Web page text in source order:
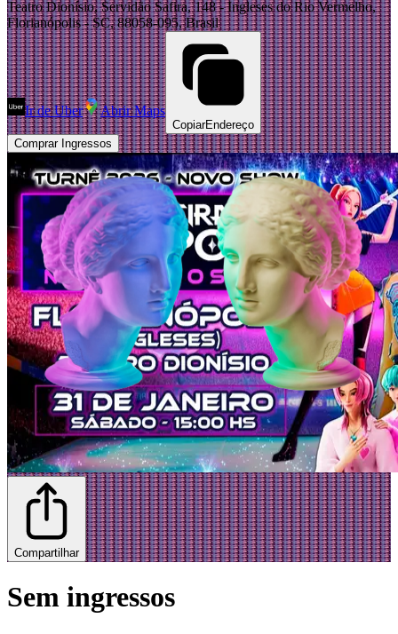
Teatro Dionísio, Servidão Safira, 148 - Ingleses do Rio Vermelho,
Florianópolis - SC, 88058-095, Brasil
Ir de Uber Abrir Maps
CopiarEndereço
Comprar Ingressos
Compartilhar
Sem ingressos